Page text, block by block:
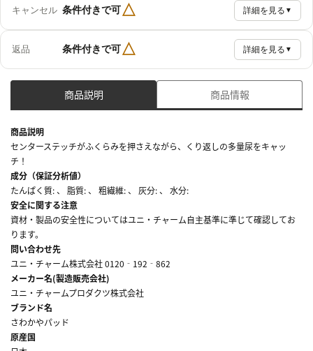
キャンセル 条件付きで可△ 詳細を見る ▼
返品 条件付きで可△ 詳細を見る ▼
商品説明 商品情報
商品説明
センターステッチがふくらみを押さえながら、くり返しの多量尿をキャッ
チ！
成分（保証分析値）
たんぱく質: 、 脂質: 、 粗繊維: 、 灰分: 、 水分:
安全に関する注意
資材・製品の安全性についてはユニ・チャーム自主基準に準じて確認してお
ります。
問い合わせ先
ユニ・チャーム株式会社 0120‐192‐862
メーカー名(製造販売会社)
ユニ・チャームプロダクツ株式会社
ブランド名
さわかやパッド
原産国